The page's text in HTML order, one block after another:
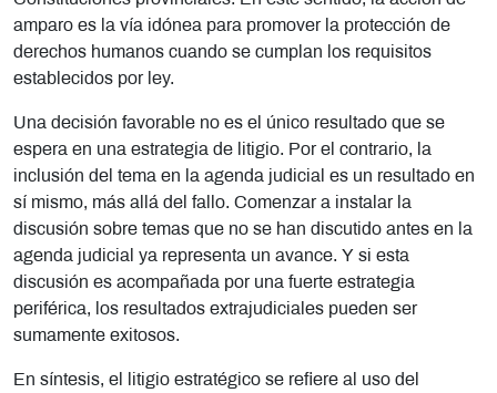
amparo es la vía idónea para promover la protección de
derechos humanos cuando se cumplan los requisitos
establecidos por ley.
Una decisión favorable no es el único resultado que se
espera en una estrategia de litigio. Por el contrario, la
inclusión del tema en la agenda judicial es un resultado en
sí mismo, más allá del fallo. Comenzar a instalar la
discusión sobre temas que no se han discutido antes en la
agenda judicial ya representa un avance. Y si esta
discusión es acompañada por una fuerte estrategia
periférica, los resultados extrajudiciales pueden ser
sumamente exitosos.
En síntesis, el litigio estratégico se refiere al uso del